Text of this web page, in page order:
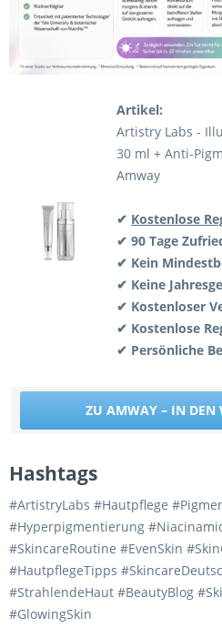
Artikel:
Artistry Labs -
30 ml + Anti-
Amway
✔ Kostenlose
✔ 90 Tage
✔ Kein
✔ Keine
✔ Kostenloser
✔ Kostenlose
✔ Persönliche
ZU AMWAY – IN DEN
Hashtags
#ArtistryLabs #Hautpflege
#Hyperpigmentierung
#SkincareRoutine #EvenSkin
#HautpflegeTipps
#StrahlendeHaut #BeautyBlog
#GlowingSkin